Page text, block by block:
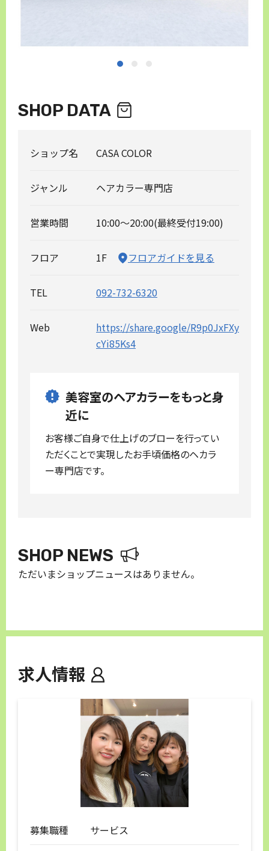
SHOP DATA
ショップ名 CASA COLOR
ジャンル ヘアカラー専門店
営業時間 10:00～20:00(最終受付19:00)
フロア 1F フロアガイドを見る
TEL 092-732-6320
Web
https://share.google/R9p0JxFXy
cYi85Ks4
美容室のヘアカラーをもっと身
近に
お客様ご自身で仕上げのブローを行ってい
ただくことで実現したお手頃価格のヘカラ
ー専門店です。
SHOP NEWS
ただいまショップニュースはありません。
求人情報
募集職種
サービス